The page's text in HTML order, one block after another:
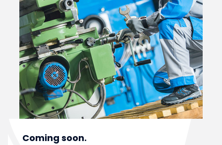
Coming soon.